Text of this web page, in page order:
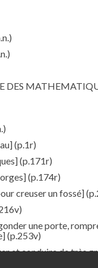
DES
(p.1r)
(p.171r)
(p.174r)
creuser un fossé]
une porte,
(p.253v)
et conduire de très